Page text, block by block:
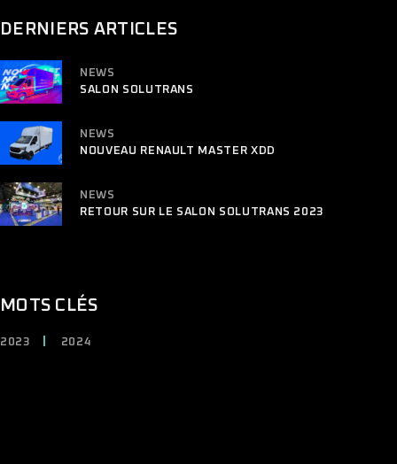
DERNIERS ARTICLES
NEWS
SALON SOLUTRANS
NEWS
NOUVEAU RENAULT MASTER XDD
NEWS
RETOUR SUR LE SALON SOLUTRANS 2023
MOTS CLÉS
2023 2024